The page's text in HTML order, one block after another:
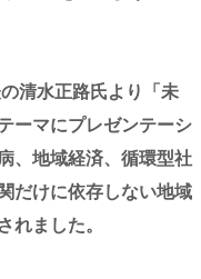
清水正路氏より「未
ーマにプレゼンテーシ
、地域経済、循環型社
だけに依存しない地域
れました。